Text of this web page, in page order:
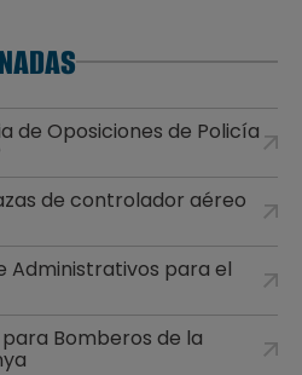
de Oposiciones de Policía
de controlador aéreo
Administrativos para el
Bomberos de la